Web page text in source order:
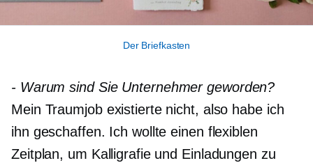
Der Briefkasten
-Warum sind Sie Unternehmer geworden?
Mein Traumjob existierte nicht, also habe ich
ihn geschaffen. Ich wollte einen flexiblen
Zeitplan, um Kalligrafie und Einladungen zu